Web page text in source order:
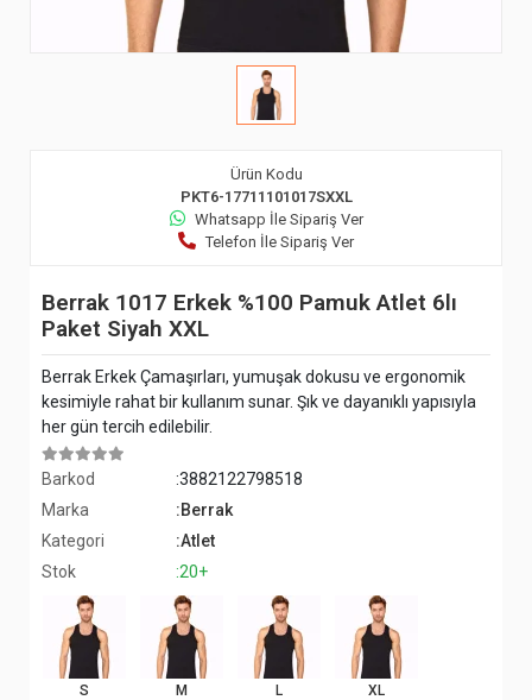
Ürün Kodu
PKT6-17711101017SXXL
Whatsapp İle Sipariş Ver
Telefon İle Sipariş Ver
Berrak 1017 Erkek %100 Pamuk Atlet 6lı
Paket Siyah XXL
Berrak Erkek Çamaşırları, yumuşak dokusu ve ergonomik
kesimiyle rahat bir kullanım sunar. Şık ve dayanıklı yapısıyla
her gün tercih edilebilir.
Barkod
:3882122798518
Marka
:Berrak
Kategori
:Atlet
Stok
:20+
S M L XL